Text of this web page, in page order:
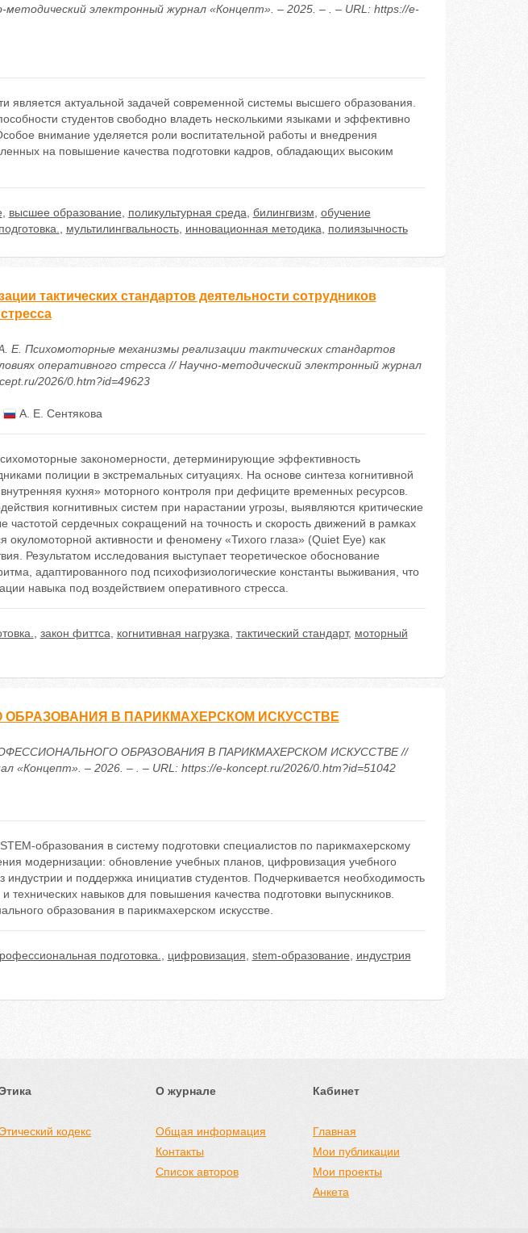
электронный журнал «Концепт». – 2025. – . – URL: https://e-
является актуальной задачей современной системы высшего образования.
студентов свободно владеть несколькими языками и эффективно
внимание уделяется роли воспитательной работы и внедрения
на повышение качества подготовки кадров, обладающих высоким
высшее образование поликультурная среда билингвизм обучение
мультилингвальность, инновационная методика полиязычность
тактических стандартов деятельности сотрудников
Е. Психомоторные механизмы реализации тактических стандартов
оперативного стресса // Научно-методический электронный журнал
2026/0.htm?id=49623
А. Е. Сентякова
закономерности, детерминирующие эффективность
полиции в экстремальных ситуациях. На основе синтеза когнитивной
кухня» моторного контроля при дефиците временных ресурсов.
когнитивных систем при нарастании угрозы, выявляются критические
частотой сердечных сокращений на точность и скорость движений в рамках
активности и феномену «Тихого глаза» (Quiet Eye) как
Результатом исследования выступает теоретическое обоснование
адаптированного под психофизиологические константы выживания, что
навыка под воздействием оперативного стресса.
закон фиттса когнитивная нагрузка тактический стандарт, моторный
В ПАРИКМАХЕРСКОМ ИСКУССТВЕ
ОБРАЗОВАНИЯ В ПАРИКМАХЕРСКОМ ИСКУССТВЕ //
«Концепт». – 2026. – . – URL: https://e-koncept.ru/2026/0.htm?id=51042
образования в систему подготовки специалистов по парикмахерскому
модернизации: обновление учебных планов, цифровизация учебного
и поддержка инициатив студентов. Подчеркивается необходимость
технических навыков для повышения качества подготовки выпускников.
образования в парикмахерском искусстве.
подготовка. цифровизация stem-образование
индустрия
кодекс
О журнале
Общая информация
Контакты
Список авторов
Кабинет
Главная
Мои публикации
Мои проекты
Анкета